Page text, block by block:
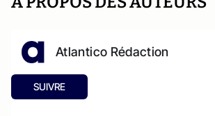
Atlantico Rédaction
SUIVRE